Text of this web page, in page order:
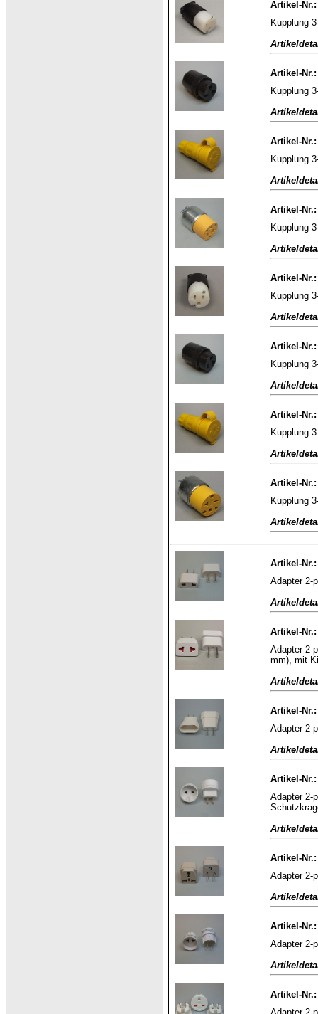
Artikel-Nr.:
Kupplung
Artikel-Nr.:
Kupplung
Artikel-Nr.:
Kupplung
Artikel-Nr.:
Kupplung
Artikel-Nr.:
Kupplung
Artikel-Nr.:
Kupplung
Artikel-Nr.:
Kupplung
Artikel-Nr.:
Kupplung
Artikel-Nr.:
Adapter 2-
Artikel-Nr.:
Adapter 2-
mm), mit
Artikel-Nr.:
Adapter 2-
Artikel-Nr.:
Adapter 2-
Artikel-Nr.:
Adapter 2-
Artikel-Nr.:
Adapter 2-
Artikel-Nr.: